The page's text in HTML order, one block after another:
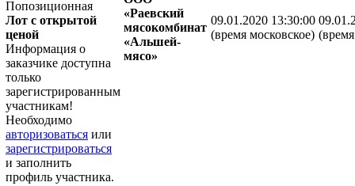
Попозиционная
Лот с открытой
ценой
Информация о
заказчике доступна
только
зарегистрированным
участникам!
Необходимо
авторизоваться или
зарегистрироваться
и заполнить
профиль участника.
«Раевский
мясокомбинат
«Альшей-
мясо»
09.01.2020 13:30:00
(время московское)